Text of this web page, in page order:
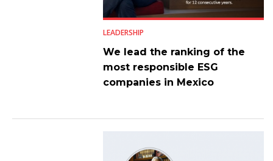
LEADERSHIP
We lead the ranking of the
most responsible ESG
companies in Mexico